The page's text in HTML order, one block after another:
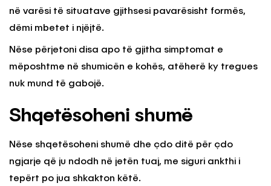
në varësi të situatave gjithsesi pavarësisht formës,
dëmi mbetet i njëjtë.
Nëse përjetoni disa apo të gjitha simptomat e
mëposhtme në shumicën e kohës, atëherë ky tregues
nuk mund të gabojë.
Shqetësoheni shumë
Nëse shqetësoheni shumë dhe çdo ditë për çdo
ngjarje që ju ndodh në jetën tuaj, me siguri ankthi i
tepërt po jua shkakton këtë.